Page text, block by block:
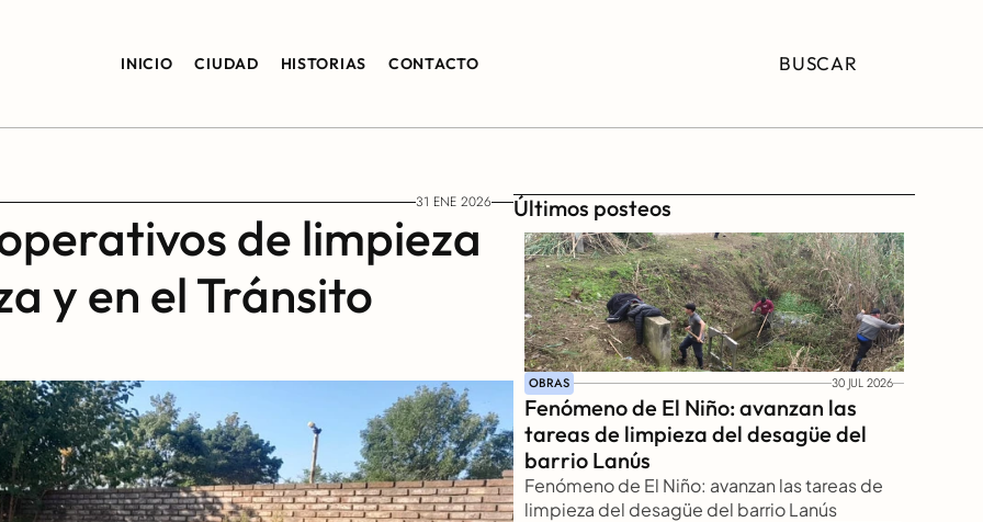
INICIO CIUDAD HISTORIAS CONTACTO BUSCAR
31 ENE 2026
de limpieza
y en el Tránsito
Últimos posteos
OBRAS 30 JUL 2026
Fenómeno de El Niño: avanzan las
tareas de limpieza del desagüe del
barrio Lanús
Fenómeno de El Niño: avanzan las tareas de
limpieza del desagüe del barrio Lanús